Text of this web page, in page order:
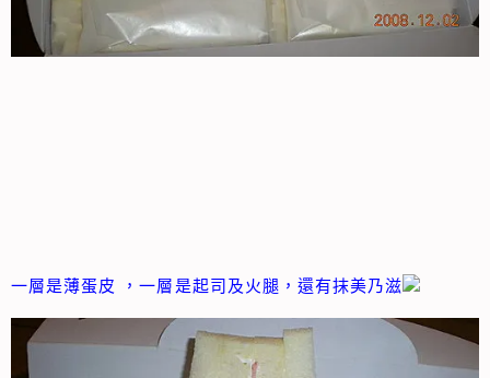
一層是薄蛋皮 ，一層是起司及火腿，還有抹美乃滋